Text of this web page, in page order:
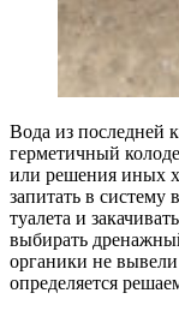
Вода из последней
герметичный
или решения иных
запитать в
туалета и
выбирать
органики не вывели
определяется